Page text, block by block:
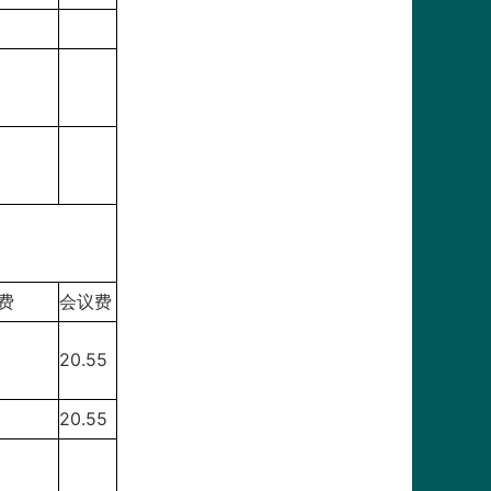
会议费
20.55
20.55